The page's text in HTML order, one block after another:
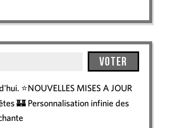
Voter
⭐NOUVELLES MISES A JOUR
🏰 Personnalisation infinie des